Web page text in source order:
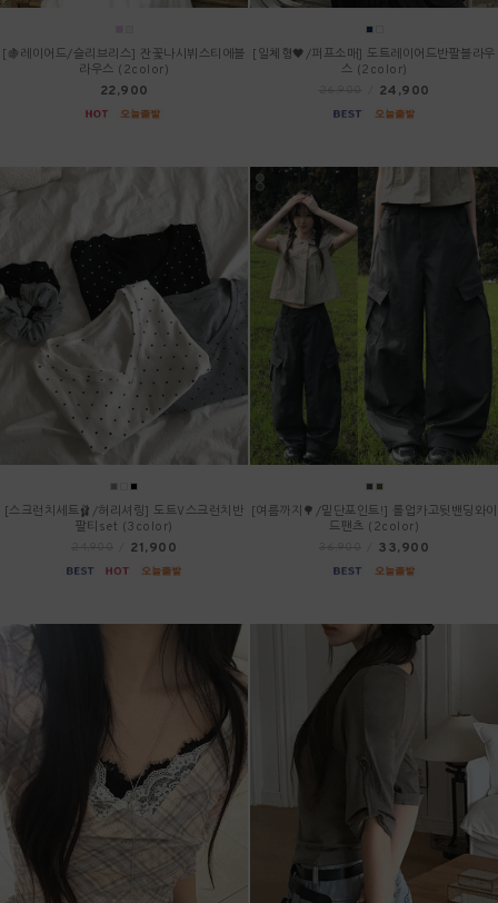
[🍇레이어드/슬리브리스] 잔꽃나시뷔스티에블
라우스 (2color)
22,900
[일체형🖤/퍼프소매] 도트레이어드반팔블라우
스 (2color)
24,900
[스크런치세트🩰/허리셔링] 도트V스크런치반
팔티set (3color)
21,900
[여름까지🌳/밑단포인트!] 롤업카고뒷밴딩와이
드팬츠 (2color)
33,900